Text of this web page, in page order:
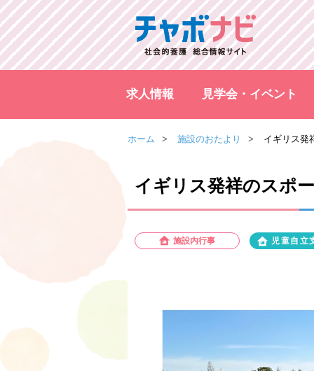
求人情報 見学会・イベント
ホーム 施設のおたより イギリス発
イギリス発祥のスポ
施設内行事 児童自立